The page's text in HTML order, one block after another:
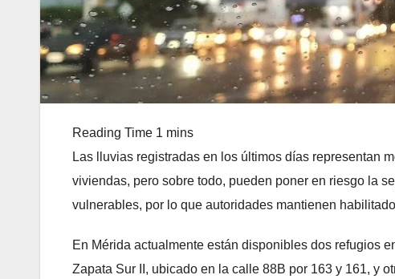
Las lluvias registradas en los últimos días representan
viviendas, pero sobre todo, pueden poner en riesgo la
vulnerables, por lo que autoridades mantienen
En Mérida actualmente están disponibles dos refugios
Zapata Sur II, ubicado en la calle 88B por 163 y 161, y